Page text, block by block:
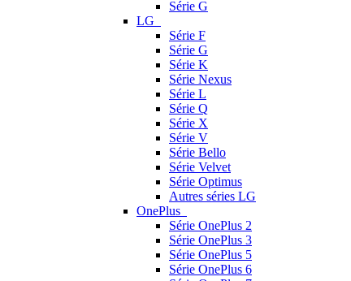
Série G
LG
Série F
Série G
Série K
Série Nexus
Série L
Série Q
Série X
Série V
Série Bello
Série Velvet
Série Optimus
Autres séries LG
OnePlus
Série OnePlus 2
Série OnePlus 3
Série OnePlus 5
Série OnePlus 6